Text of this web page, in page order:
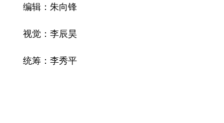
编辑：朱向锋
视觉：李辰昊
统筹：李秀平